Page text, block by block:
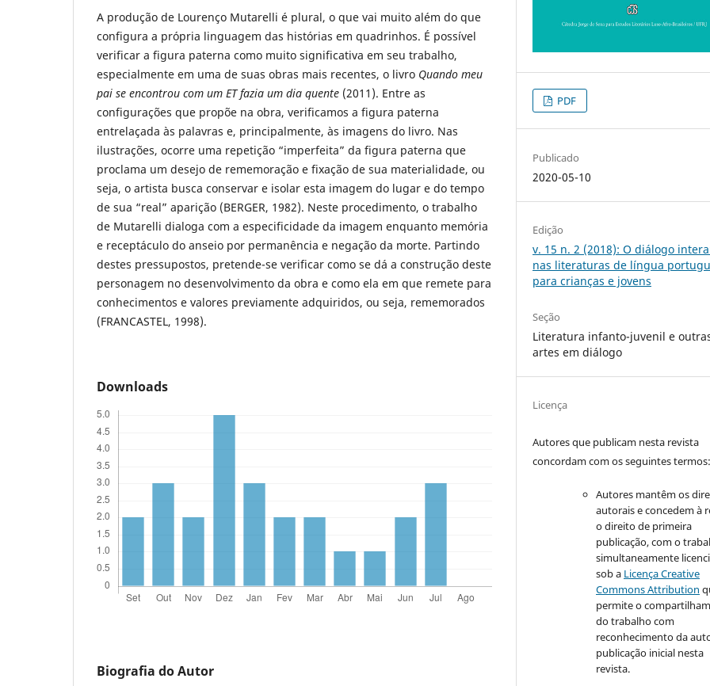
A produção de Lourenço Mutarelli é plural, o que vai muito além do que
configura a própria linguagem das histórias em quadrinhos. É possível
verificar a figura paterna como muito significativa em seu trabalho,
especialmente em uma de suas obras mais recentes, o livro Quando meu
pai se encontrou com um ET fazia um dia quente (2011). Entre as
configurações que propõe na obra, verificamos a figura paterna
entrelaçada às palavras e, principalmente, às imagens do livro. Nas
ilustrações, ocorre uma repetição “imperfeita” da figura paterna que
proclama um desejo de rememoração e fixação de sua materialidade, ou
seja, o artista busca conservar e isolar esta imagem do lugar e do tempo
de sua “real” aparição (BERGER, 1982). Neste procedimento, o trabalho
de Mutarelli dialoga com a especificidade da imagem enquanto memória
e receptáculo do anseio por permanência e negação da morte. Partindo
destes pressupostos, pretende-se verificar como se dá a construção deste
personagem no desenvolvimento da obra e como ela em que remete para
conhecimentos e valores previamente adquiridos, ou seja, rememorados
(FRANCASTEL, 1998).
Downloads
Biografia do Autor
PDF
Publicado
2020-05-10
Edição
v. 15 n. 2 (2018): O diálogo
nas literaturas de língua
para crianças e jovens
Seção
Literatura infanto-juvenil e
artes em diálogo
Licença
Autores que publicam nesta revista
concordam com os seguintes termos:
Autores mantêm os
autorais e concedem à
o direito de primeira
publicação, com o
simultaneamente
sob a Licença Creative
Commons Attribution
permite o
do trabalho com
reconhecimento da
publicação inicial nesta
revista.